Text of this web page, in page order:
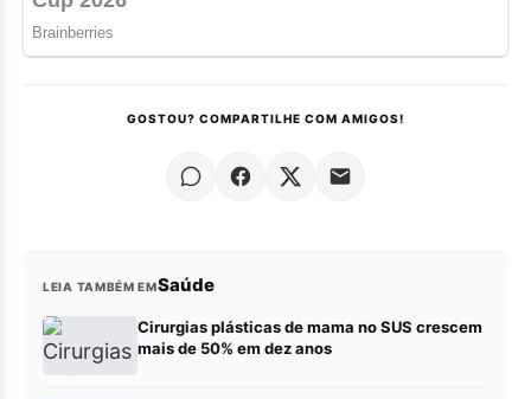
GOSTOU? COMPARTILHE COM AMIGOS!
LEIA TAMBÉM EMSaúde
Cirurgias plásticas de mama no SUS crescem
mais de 50% em dez anos